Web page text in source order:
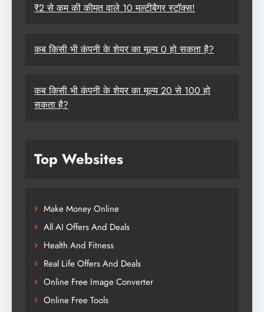
₹2 से कम की कीमत वाले 10 मल्टीबैगर स्टॉक्स!
कब किसी भी कंपनी के शेयर का मूल्य 0 हो सकता है?
कब किसी भी कंपनी के शेयर का मूल्य 20 से 100 हो
सकता है?
Top Websites
Make Money Online
All AI Offers And Deals
Health And Fitness
Real Life Offers And Deals
Online Free Image Converter
Online Free Tools